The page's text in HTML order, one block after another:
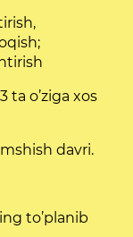
ta o’ziga xos
davri.
to’planib